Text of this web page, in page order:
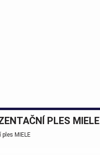
PLES MIELE
ples MIELE